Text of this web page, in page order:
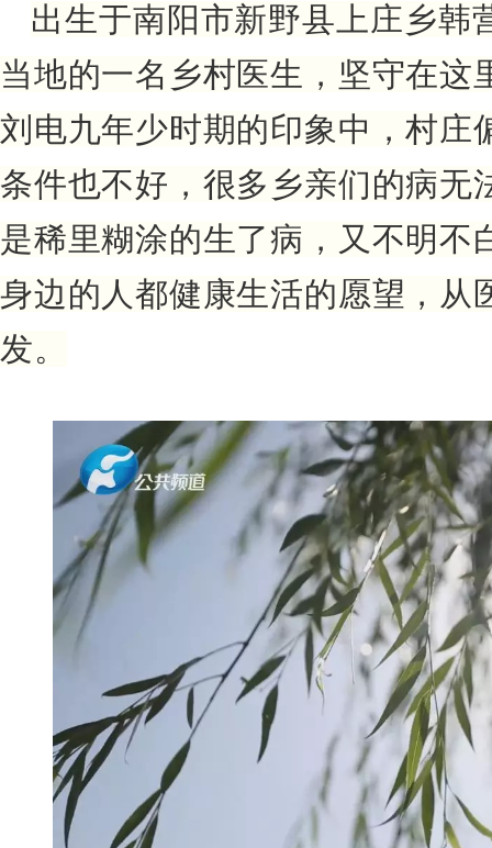
出生于南阳市新野县上庄乡
当地的一名 乡村 医生 ， 坚守在这
刘电九年少时期的印象中，村庄
条件也不好，很多乡亲们的病无
是稀里糊涂的生了病，又不明不
身边的人都健康生活的愿望，从
发。